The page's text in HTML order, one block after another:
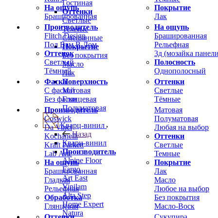
На ощупь
Брашированная
Покрытие
Лак
Производитель
Flitch Design
Пол Вам В Дом
Оттенок
Светлый
Тёмный
На ощупь
Брашированная
Рельефная
3д (мозайка
Полосность
Однополосный
Фаска
С фаской
Без фаски
Оттенки
Светлые
Тёмные
Производитель
Coswick
Da Vinci
Kochanelli
Kraft Parkett
Lab Arte
На ощупь
Брашированная
Гладкая
Рельефная
Обработка
Глянцевая
Матовая
Полуматовая
Любая на выбор
Оттенки
Светлые
Темные
Покрытие
Лак
Масло
Любое на выбор
Без покрытия
Масло-Воск
Гостиная
Оттенки
Светлые
Темные
Смешанные
Покрытие
Без покрытия
Масло
Лак
Поверхность
Матовая
Глянцевая
Полуматовая
Кварц-винил
Назад
Кварц-винил
Производитель
Alpine Floor
Fargo
Art East
Vinilam
Alta Step
Home Expert
Natura